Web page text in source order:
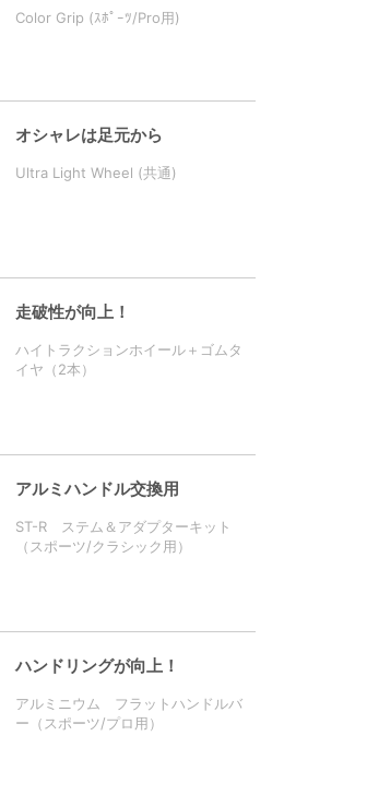
Color Grip (ｽﾎﾟｰﾂ/Pro用)
オシャレは足元から
Ultra Light Wheel (共通)
走破性が向上！
ハイトラクションホイール＋ゴムタ
イヤ（2本）
アルミハンドル交換用
ST-R ステム＆アダプターキット
（スポーツ/クラシック用）
ハンドリングが向上！
アルミニウム フラットハンドルバ
ー（スポーツ/プロ用）